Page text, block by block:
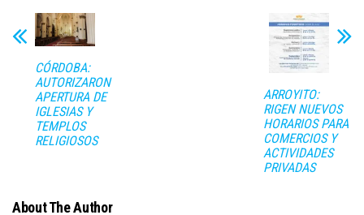
CÓRDOBA:
AUTORIZARON
APERTURA DE
IGLESIAS Y
TEMPLOS
RELIGIOSOS
ARROYITO:
RIGEN NUEVOS
HORARIOS PARA
COMERCIOS Y
ACTIVIDADES
PRIVADAS
About The Author